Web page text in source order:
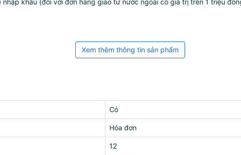
khẩu (đối với đơn hàng giao từ nước ngoài có giá trị trên 1 triệu
Xem thêm thông tin sản phẩm
Có
Hóa đơn
12